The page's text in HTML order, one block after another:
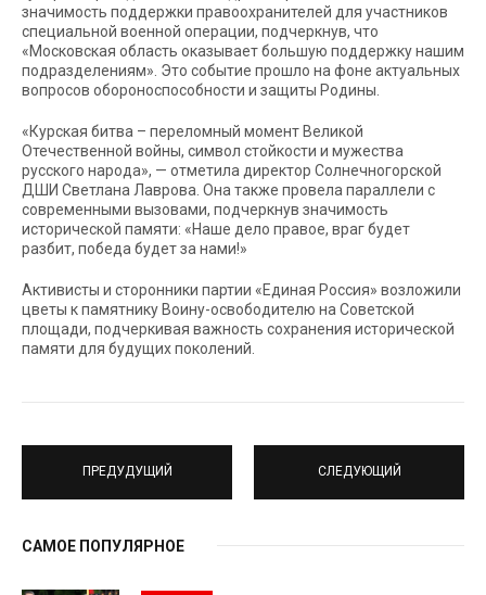
значимость поддержки правоохранителей для участников
специальной военной операции, подчеркнув, что
«Московская область оказывает большую поддержку нашим
подразделениям». Это событие прошло на фоне актуальных
вопросов обороноспособности и защиты Родины.
«Курская битва – переломный момент Великой
Отечественной войны, символ стойкости и мужества
русского народа», — отметила директор Солнечногорской
ДШИ Светлана Лаврова. Она также провела параллели с
современными вызовами, подчеркнув значимость
исторической памяти: «Наше дело правое, враг будет
разбит, победа будет за нами!»
Активисты и сторонники партии «Единая Россия» возложили
цветы к памятнику Воину-освободителю на Советской
площади, подчеркивая важность сохранения исторической
памяти для будущих поколений.
ПРЕДУДУЩИЙ СЛЕДУЮЩИЙ
САМОЕ ПОПУЛЯРНОЕ